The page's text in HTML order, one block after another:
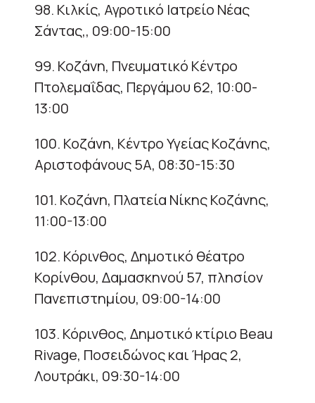
98. Κιλκίς, Αγροτικό Ιατρείο Νέας
Σάντας,, 09:00-15:00
99. Κοζάνη, Πνευματικό Κέντρο
Πτολεμαΐδας, Περγάμου 62, 10:00-
13:00
100. Κοζάνη, Κέντρο Υγείας Κοζάνης,
Αριστοφάνους 5Α, 08:30-15:30
101. Κοζάνη, Πλατεία Νίκης Κοζάνης,
11:00-13:00
102. Κόρινθος, Δημοτικό θέατρο
Κορίνθου, Δαμασκηνού 57, πλησίον
Πανεπιστημίου, 09:00-14:00
103. Κόρινθος, Δημοτικό κτίριο Beau
Rivage, Ποσειδώνος και Ήρας 2,
Λουτράκι, 09:30-14:00